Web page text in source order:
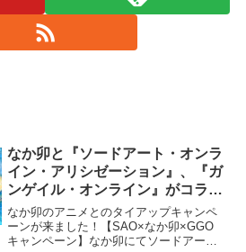
なか卯と『ソードアート・オンラ
イン・アリシゼーション』、『ガ
ンゲイル・オンライン』がコラボ
キャンペーン。2018年9月20日
（木）AM11:00～
なか卯のアニメとのタイアップキャンペ
ーンが来ました！【SAO×なか卯×GGO
キャンペーン】なか卯にてソードアー